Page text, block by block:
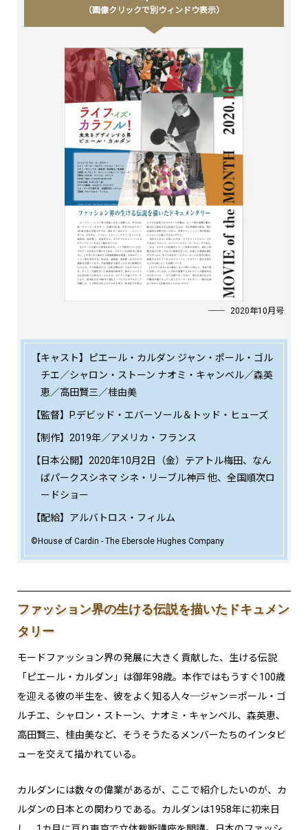
（画像クリックで別ウィンドウ表示）
2020年10月号
【キャスト】ピエール・カルダン ジャン・ポール・ゴル
チエ／シャロン・ストーン ナオミ・キャンベル／森英
恵／高田賢三／桂由美
【監督】P.デビッド・エバーソール＆トッド・ヒューズ
【制作】2019年／アメリカ・フランス
【日本公開】2020年10月2日（金）テアトル梅田、なん
ばパークスシネマ シネ・リーブル神戸 他、全国順次ロ
ードショー
【配給】アルバトロス・フィルム
©House of Cardin - The Ebersole Hughes Company
ファッション界の生ける伝説を描いたドキュメン
タリー
モードファッション界の発展に大きく貢献した、生ける伝説
「ピエール・カルダン」は御年98歳。本作ではもうすぐ100歳
を迎える彼の半生を、彼をよく知る人々─ジャン＝ポール・ゴ
ルチエ、シャロン・ストーン、ナオミ・キャンベル、森英恵、
高田賢三、桂由美など、そうそうたるメンバーたちのインタビ
ューを交えて描かれている。
カルダンには数々の偉業があるが、ここで紹介したいのが、カ
ルダンの日本との関わりである。カルダンは1958年に初来日